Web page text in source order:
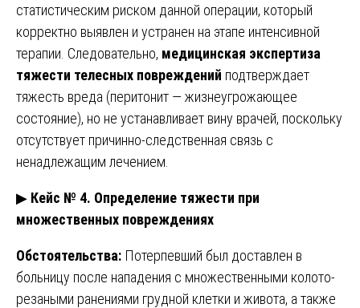
статистическим риском данной операции, который
корректно выявлен и устранен на этапе интенсивной
терапии. Следовательно, медицинская экспертиза
тяжести телесных повреждений подтверждает
тяжесть вреда (перитонит — жизнеугрожающее
состояние), но не устанавливает вину врачей, поскольку
отсутствует причинно-следственная связь с
ненадлежащим лечением.
▶ Кейс № 4. Определение тяжести при
множественных повреждениях
Обстоятельства: Потерпевший был доставлен в
больницу после нападения с множественными колото-
резаными ранениями грудной клетки и живота, а также